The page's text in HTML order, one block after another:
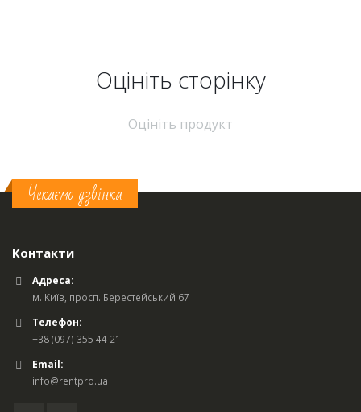
Оцініть cторінку
Оцініть продукт
Чекаємо дзвінка
Контакти
Адреса:
м. Київ, просп. Берестейський 67
Телефон:
+38 (097) 355 44 21
Email:
info@rentpro.ua